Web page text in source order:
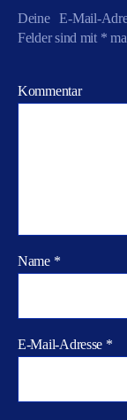
Deine E-Mail-
Felder sind mit *
Kommentar
Name *
E-Mail-Adresse *